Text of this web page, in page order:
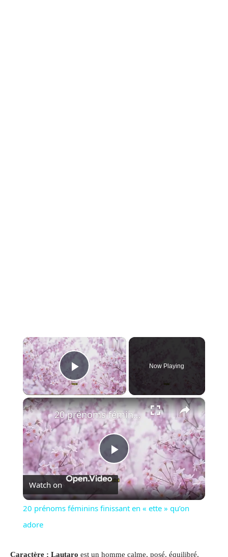
×
Play Video
Now Playing
×
Play
Video
20 prénoms féminins finissant en « ette » qu’on adore
Watch on
20 prénoms féminins finissant en « ette » qu’on
adore
Caractère : Lautaro est un homme calme, posé, équilibré,